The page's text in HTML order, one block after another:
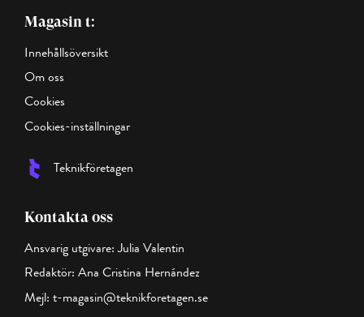
Magasin t:
Innehållsöversikt
Om oss
Cookies
Cookies-inställningar
Teknikföretagen
Kontakta oss
Ansvarig utgivare: Julia Valentin
Redaktör: Ana Cristina Hernández
Mejl: t-magasin@teknikforetagen.se